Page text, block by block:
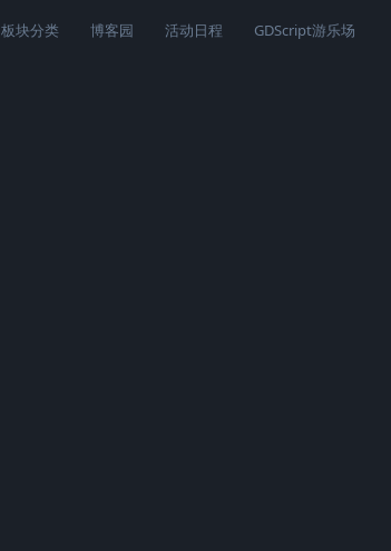
板块分类 博客园 活动日程 GDScript游乐场